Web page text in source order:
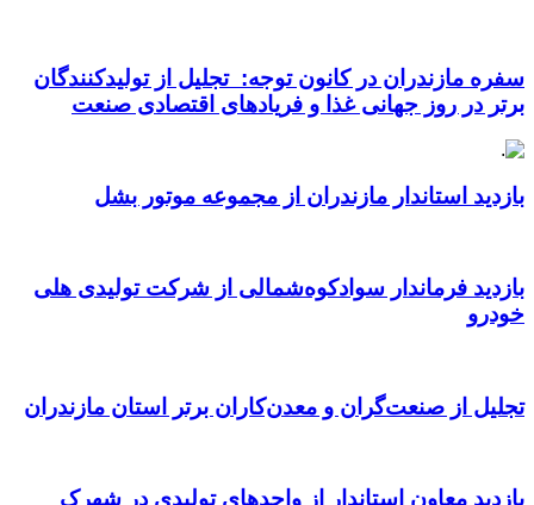
سفره مازندران در کانون توجه: تجلیل از تولیدکنندگان
برتر در روز جهانی غذا و فریادهای اقتصادی صنعت
بازدید استاندار مازندران از مجموعه موتور بشل
بازدید فرماندار سوادکوه‌شمالی از شرکت تولیدی هلی
خودرو
تجلیل از صنعت‌گران و معدن‌کاران برتر استان مازندران
بازدید معاون استاندار از واحدهای تولیدی در شهرک